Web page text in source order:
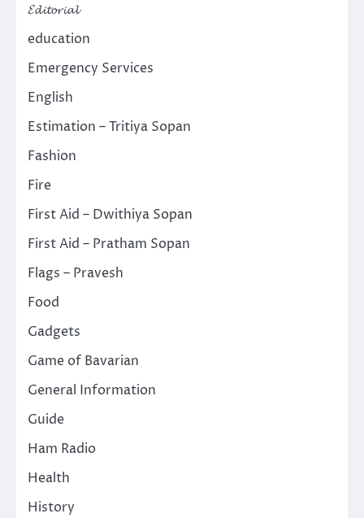
𝓔𝓭𝓲𝓽𝓸𝓻𝓲𝓪𝓵
education
Emergency Services
English
Estimation – Tritiya Sopan
Fashion
Fire
First Aid – Dwithiya Sopan
First Aid – Pratham Sopan
Flags – Pravesh
Food
Gadgets
Game of Bavarian
General Information
Guide
Ham Radio
Health
History